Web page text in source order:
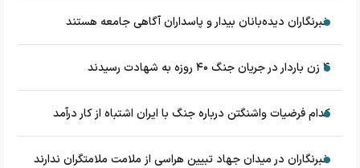
خبرنگاران دیده‌بانان بیدار و پاسداران آگاهی جامعه هستند
۴ زن باردار در جریان جنگ ۴۰ روزه به شهادت رسیدند
کدام فرضیات واشنگتن درباره جنگ با ایران اشتباه از کار درآمد
خبرنگاران در میدان جهاد تبیین هراسی از ملامت ملامتگران ندارند